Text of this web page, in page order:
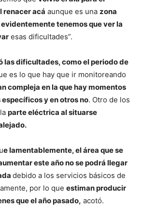
renacer acá aunque es una zona
tenemos que ver la
esas dificultades”.
las dificultades, como el periodo de
es lo que hay que ir monitoreando
compleja en la que hay momentos
y en otros no. Otro de los
parte eléctrica al situarse
e lamentablemente, el área que se
este año no se podrá llegar
debido a los servicios básicos de
por lo que estiman producir
que el año pasado, acotó.